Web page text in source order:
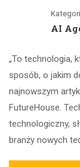
AI
„To technologia,
sposób, o jakim
najnowszym
FutureHouse.
technologiczny,
branży nowych